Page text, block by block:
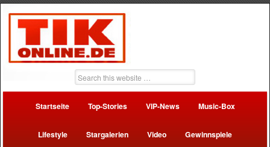
Startseite Top-Stories VIP-News Music-Box
Lifestyle Stargalerien Video Gewinnspiele